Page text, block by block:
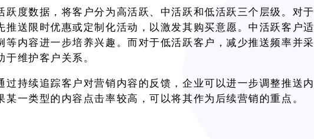
跃度数据，将客户分为高活跃、中活跃和低活跃三个层级。对于
推送限时优惠或定制化活动，以激发其购买意愿。中活跃客户适
等内容进一步培养兴趣。而对于低活跃客户，减少推送频率并采
维护客户关系。
过持续追踪客户对营销内容的反馈，企业可以进一步调整推送内
一类型的内容点击率较高，可以将其作为后续营销的重点。